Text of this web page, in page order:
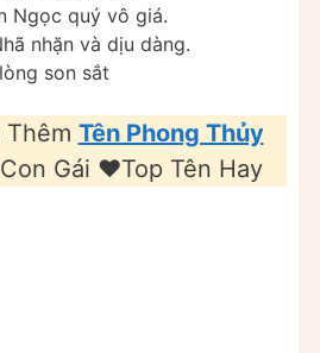
Ngọc quý vô giá.
nhặn và dịu dàng.
son sắt
Thêm Tên Phong Thủy
Gái ❤️️Top Tên Hay